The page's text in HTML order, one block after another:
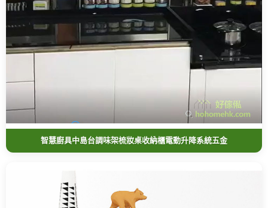
智慧廚具中島台調味架梳妝桌收納櫃電動升降系統五金